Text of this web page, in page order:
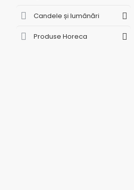
Candele și lumânări
Produse Horeca